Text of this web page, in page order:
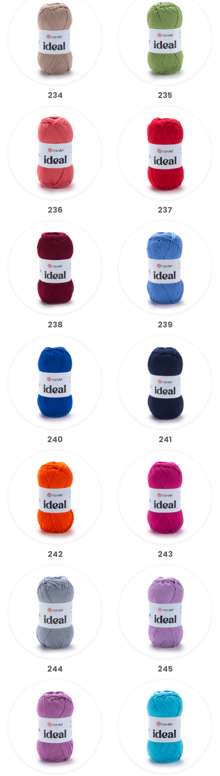
234 235
236 237
238 239
240 241
242 243
244 245